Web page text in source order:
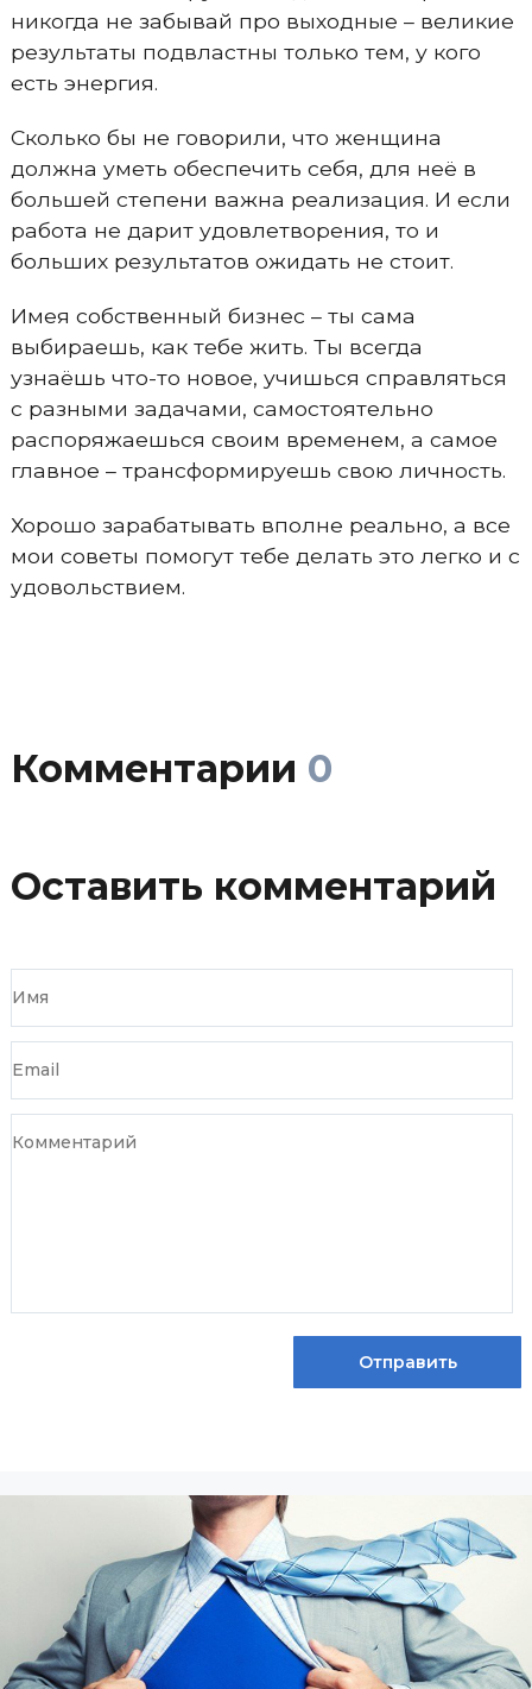
никогда не забывай про выходные – великие
результаты подвластны только тем, у кого
есть энергия.
Сколько бы не говорили, что женщина
должна уметь обеспечить себя, для неё в
большей степени важна реализация. И если
работа не дарит удовлетворения, то и
больших результатов ожидать не стоит.
Имея собственный бизнес – ты сама
выбираешь, как тебе жить. Ты всегда
узнаёшь что-то новое, учишься справляться
с разными задачами, самостоятельно
распоряжаешься своим временем, а самое
главное – трансформируешь свою личность.
Хорошо зарабатывать вполне реально, а все
мои советы помогут тебе делать это легко и с
удовольствием.
Комментарии 0
Оставить комментарий